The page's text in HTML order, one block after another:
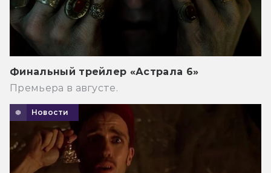
Финальный трейлер «Астрала 6»
Премьера в августе.
Новости